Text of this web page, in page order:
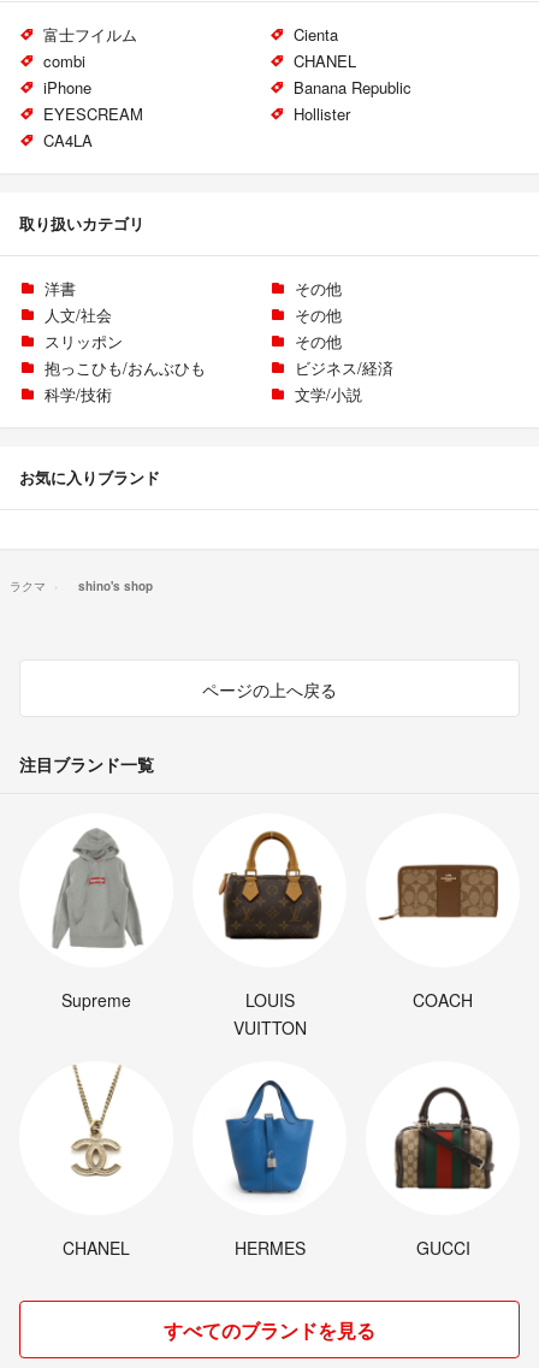
富士フイルム
Cienta
combi
CHANEL
iPhone
Banana Republic
EYESCREAM
Hollister
CA4LA
取り扱いカテゴリ
洋書
その他
人文/社会
その他
スリッポン
その他
抱っこひも/おんぶひも
ビジネス/経済
科学/技術
文学/小説
お気に入りブランド
ラクマ shino's shop
ページの上へ戻る
注目ブランド一覧
Supreme
LOUIS
VUITTON
COACH
CHANEL HERMES GUCCI
すべてのブランドを見る